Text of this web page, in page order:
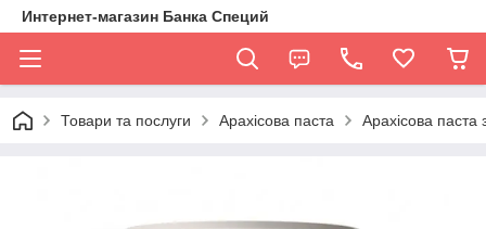
Интернет-магазин Банка Специй
Товари та послуги Арахісова паста Арахісова